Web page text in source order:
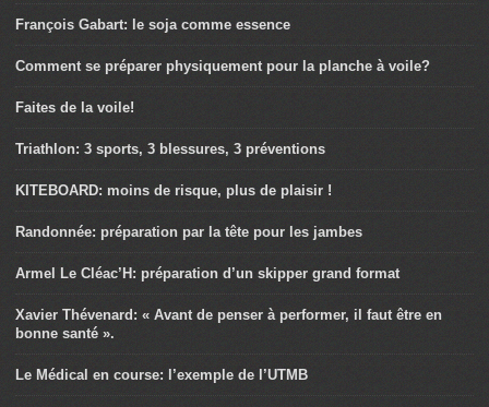
François Gabart: le soja comme essence
Comment se préparer physiquement pour la planche à voile?
Faites de la voile!
Triathlon: 3 sports, 3 blessures, 3 préventions
KITEBOARD: moins de risque, plus de plaisir !
Randonnée: préparation par la tête pour les jambes
Armel Le Cléac’H: préparation d’un skipper grand format
Xavier Thévenard: « Avant de penser à performer, il faut être en
bonne santé ».
Le Médical en course: l’exemple de l’UTMB